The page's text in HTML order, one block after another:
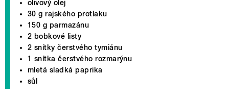
olivový olej
30 g rajského protlaku
150 g parmazánu
2 bobkové listy
2 snítky čerstvého tymiánu
1 snítka čerstvého rozmarýnu
mletá sladká paprika
sůl